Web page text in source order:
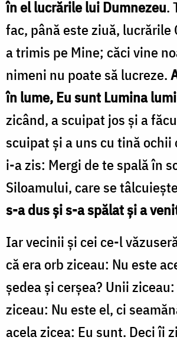
în el lucrările lui Dumnezeu.
fac, până este ziuă, lucrările
a trimis pe Mine; căci vine
nimeni nu poate să lucreze.
în lume, Eu sunt Lumina
zicând, a scuipat jos și a
scuipat și a uns cu tină ochii
i-a zis: Mergi de te spală în
Siloamului, care se
s-a dus și s-a spălat și a
Iar vecinii și cei ce-l
că era orb ziceau: Nu este
ședea și cerșea? Unii
ziceau: Nu este el, ci
acela zicea: Eu sunt. Deci îi